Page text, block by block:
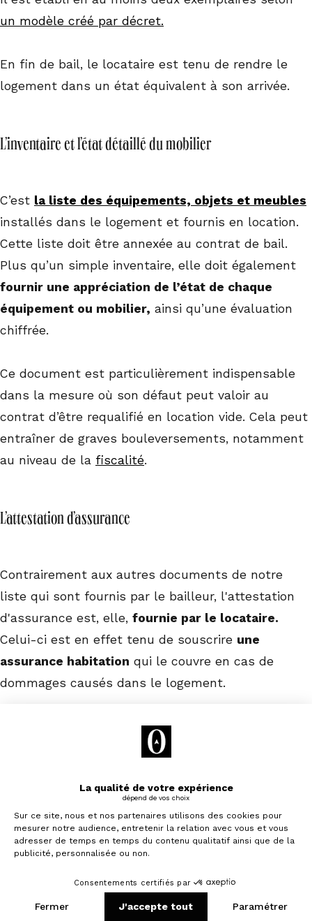
un modèle créé par décret.
En fin de bail, le locataire est tenu de rendre le
logement dans un état équivalent à son arrivée.
L’inventaire et l’état détaillé du mobilier
C’est la liste des équipements, objets et meubles
installés dans le logement et fournis en location.
Cette liste doit être annexée au contrat de bail.
Plus qu’un simple inventaire, elle doit également
fournir une appréciation de l’état de chaque
équipement ou mobilier, ainsi qu’une évaluation
chiffrée.
Ce document est particulièrement indispensable
dans la mesure où son défaut peut valoir au
contrat d’être requalifié en location vide. Cela peut
entraîner de graves bouleversements, notamment
au niveau de la fiscalité.
L’attestation d’assurance
Contrairement aux autres documents de notre
liste qui sont fournis par le bailleur, l'attestation
d'assurance est, elle, fournie par le locataire.
Celui-ci est en effet tenu de souscrire une
assurance habitation qui le couvre en cas de
dommages causés dans le logement.
Le dossier de diagnostic technique
Le dossier de diagnostic technique (DDT) comprend
plusieurs documents :
Le diagnostic de performance énergétique
Je souhaite investir